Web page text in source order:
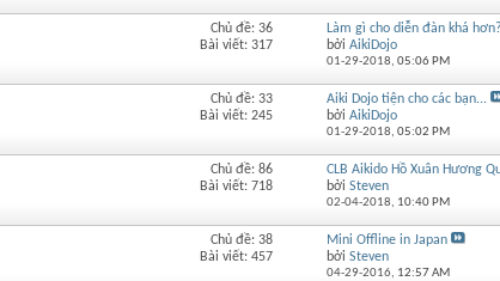
Chủ đề: 36
Bài viết: 317
Làm gì cho diễn đàn khá
bởi AikiDojo
01-29-2018, 05:06 PM
Chủ đề: 33
Bài viết: 245
Aiki Dojo tiện cho các bạn...
bởi AikiDojo
01-29-2018, 05:02 PM
Chủ đề: 86
Bài viết: 718
CLB Aikido Hồ Xuân Hương
bởi Steven
02-04-2018, 10:40 PM
Chủ đề: 38
Bài viết: 457
Mini Offline in Japan
bởi Steven
04-29-2016, 12:57 AM